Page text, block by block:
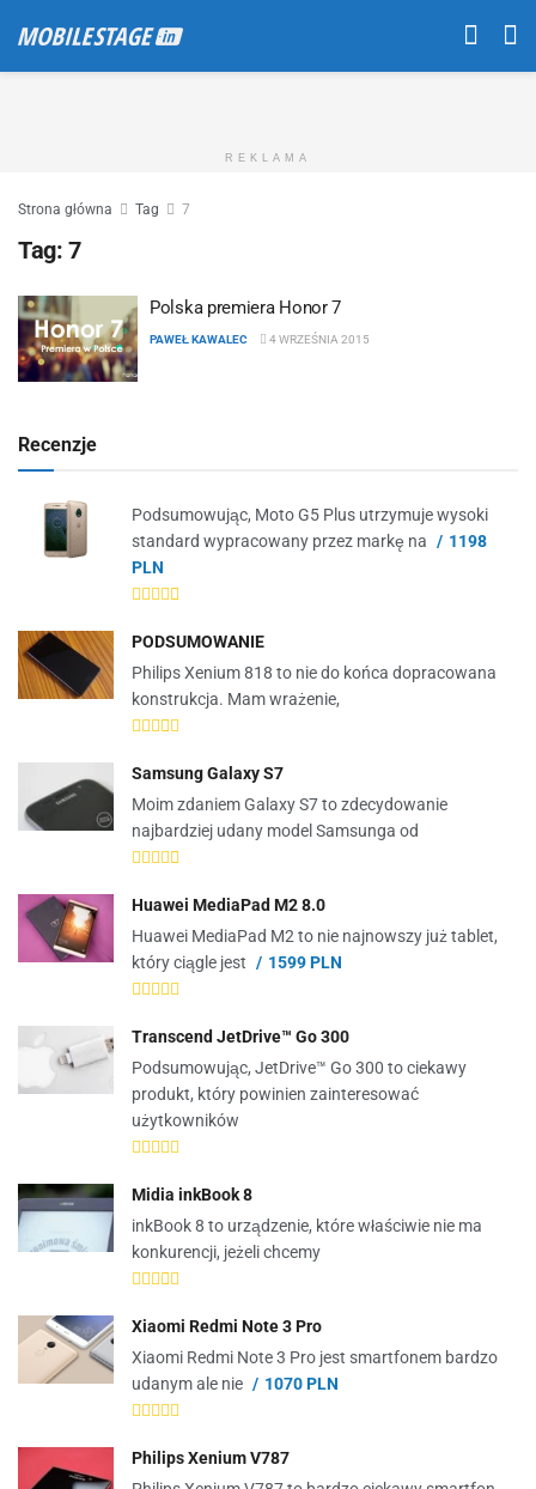
REKLAMA
Strona główna Tag 7
Tag: 7
Polska premiera Honor 7
PAWEŁ KAWALEC 4 WRZEŚNIA 2015
Recenzje
Podsumowując, Moto G5 Plus utrzymuje wysoki
standard wypracowany przez markę na
1198
PLN
PODSUMOWANIE
Philips Xenium 818 to nie do końca dopracowana
konstrukcja. Mam wrażenie,
Samsung Galaxy S7
Moim zdaniem Galaxy S7 to zdecydowanie
najbardziej udany model Samsunga od
Huawei MediaPad M2 8.0
Huawei MediaPad M2 to nie najnowszy już tablet,
który ciągle jest
1599 PLN
Transcend JetDrive™ Go 300
Podsumowując, JetDrive™ Go 300 to ciekawy
produkt, który powinien zainteresować
użytkowników
Midia inkBook 8
inkBook 8 to urządzenie, które właściwie nie ma
konkurencji, jeżeli chcemy
Xiaomi Redmi Note 3 Pro
Xiaomi Redmi Note 3 Pro jest smartfonem bardzo
udanym ale nie
1070 PLN
Philips Xenium V787